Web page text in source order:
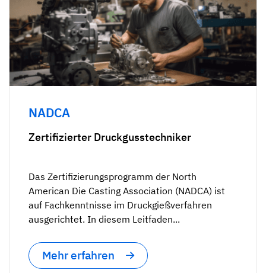
NADCA
Zertifizierter Druckgusstechniker
Das Zertifizierungsprogramm der North
American Die Casting Association (NADCA) ist
auf Fachkenntnisse im Druckgießverfahren
ausgerichtet. In diesem Leitfaden...
Mehr erfahren